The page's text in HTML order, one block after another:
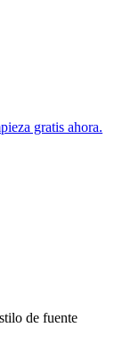
gratis ahora.
de fuente